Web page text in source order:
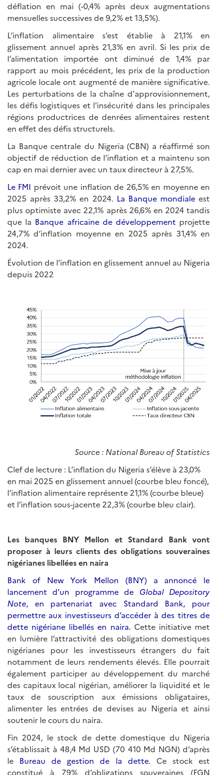
déflation en mai (-0,4% après deux augmentations
mensuelles successives de 9,2% et 13,5%).
L’inflation alimentaire s’est établie à 21,1% en
glissement annuel après 21,3% en avril. Si les prix de
l’alimentation importée ont diminué de 1,4% par
rapport au mois précédent, les prix de la production
agricole locale ont augmenté de manière significative.
Les perturbations de la chaîne d'approvisionnement,
les défis logistiques et l'insécurité dans les principales
régions productrices de denrées alimentaires restent
en effet des défis structurels.
La Banque centrale du Nigeria (CBN) a réaffirmé son
objectif de réduction de l’inflation et a maintenu son
cap en mai dernier avec un taux directeur à 27,5%.
Le FMI prévoit une inflation de 26,5% en moyenne en
2025 après 33,2% en 2024. La Banque mondialeest
plus optimiste avec 22,1% après 26,6% en 2024 tandis
que la Banque africaine de développement projette
24,7% d’inflation moyenne en 2025 après 31,4% en
2024.
Évolution de l’inflation en glissement annuel au Nigeria
depuis 2022
Source: National Bureau of Statistics
Clef de lecture : L’inflation du Nigeria s’élève à 23,0%
en mai 2025 en glissement annuel (courbe bleu foncé),
l’inflation alimentaire représente 21,1% (courbe bleue)
et l’inflation sous-jacente 22,3% (courbe bleu clair).
Les banques BNY Mellon et Standard Bank vont
proposer à leurs clients des obligations souveraines
nigérianes libellées en naira
Bank of New York Mellon (BNY) a annoncé le
lancement d’un programme de Global Depository
Note, en partenariat avec Standard Bank, pour
permettre aux investisseurs d’accéder à des titres de
dette nigériane libellés en naira. Cette initiative met
en lumière l’attractivité des obligations domestiques
nigérianes pour les investisseurs étrangers du fait
notamment de leurs rendements élevés. Elle pourrait
également participer au développement du marché
des capitaux local nigérian, améliorer la liquidité et le
taux de souscription aux émissions obligataires,
alimenter les entrées de devises au Nigeria et ainsi
soutenir le cours du naira.
Fin 2024, le stock de dette domestique du Nigeria
s’établissait à 48,4 Md USD (70 410 Md NGN) d’après
le Bureau de gestion de la dette. Ce stock est
constitué à 79% d’obligations souveraines (FGN